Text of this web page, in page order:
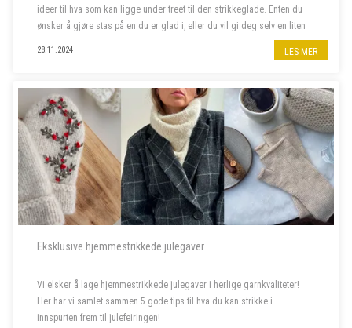
ideer til hva som kan ligge under treet til den strikkeglade. Enten du
ønsker å gjøre stas på en du er glad i, eller du vil gi deg selv en liten
28.11.2024 LES MER
Eksklusive hjemmestrikkede julegaver
Vi elsker å lage hjemmestrikkede julegaver i herlige garnkvaliteter!
Her har vi samlet sammen 5 gode tips til hva du kan strikke i
innspurten frem til julefeiringen!